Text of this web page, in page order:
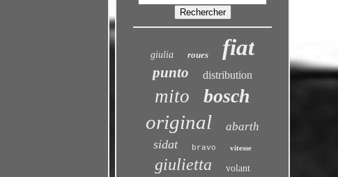
giulia roues fiat
punto distribution
mito bosch
original abarth
sidat bravo vitesse
giulietta volant